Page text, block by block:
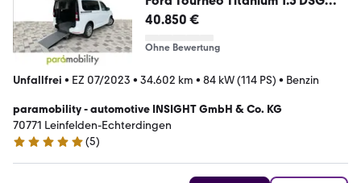
Rollstuhlrampe Sitzhzg.
40.850 €
Ohne Bewertung
Unfallfrei • EZ 07/2023 • 34.602 km • 84 kW (114 PS) • Benzin
paramobility - automotive INSIGHT GmbH & Co. KG
70771 Leinfelden-Echterdingen
5 Sterne
(5)